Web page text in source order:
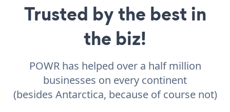
Trusted by the best in
the biz!
POWR has helped over a half million
businesses on every continent
(besides Antarctica, because of course not)